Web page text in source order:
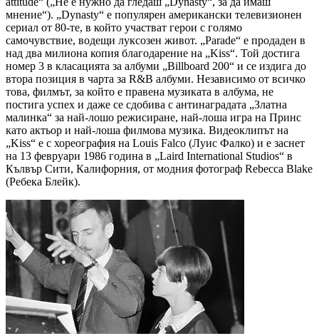
мнение“). „Dynasty“ е популярен американски телевизионен
сериал от 80-те, в който участват герои с голямо
самочувствие, водещи луксозен живот. „Parade“ е продаден в
над два милиона копия благодарение на „Kiss“. Той достига
номер 3 в класацията за албуми „Billboard 200“ и се издига до
втора позиция в чарта за R&B албуми. Независимо от всичко
това, филмът, за който е правена музиката в албума, не
постига успех и даже се сдобива с антинаградата „Златна
малинка“ за най-лошо режисиране, най-лоша игра на Принс
като актьор и най-лоша филмова музика. Видеоклипът на
„Kiss“ е с хореография на Louis Falco (Луис Фалко) и е заснет
на 13 февруари 1986 година в „Laird International Studios“ в
Кълвър Сити, Калифорния, от модния фотограф Rebecca Blake
(Ребека Блейк).